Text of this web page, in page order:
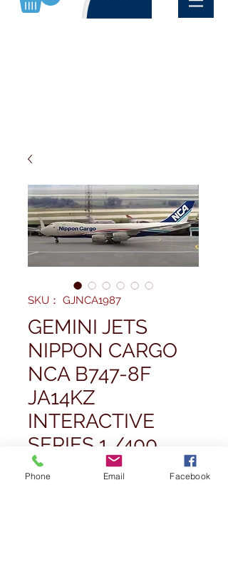
SKU： GJNCA1987
GEMINI JETS
NIPPON CARGO
NCA B747-8F
JA14KZ
INTERACTIVE
SERIES 1 /400
£59.99 価
Phone Email Facebook